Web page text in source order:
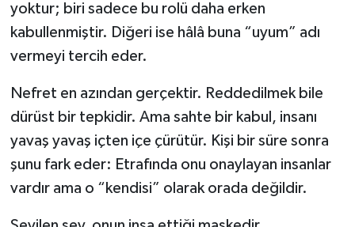
yoktur; biri sadece bu rolü daha erken
kabullenmiştir. Diğeri ise hâlâ buna “uyum” adı
vermeyi tercih eder.
Nefret en azından gerçektir. Reddedilmek bile
dürüst bir tepkidir. Ama sahte bir kabul, insanı
yavaş yavaş içten içe çürütür. Kişi bir süre sonra
şunu fark eder: Etrafında onu onaylayan insanlar
vardır ama o “kendisi” olarak orada değildir.